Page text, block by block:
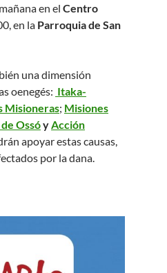
en el Centro
en la Parroquia de San
una dimensión
oenegés: Itaka-
Misioneras; Misiones
OssóyAcción
apoyar estas causas,
por la dana.